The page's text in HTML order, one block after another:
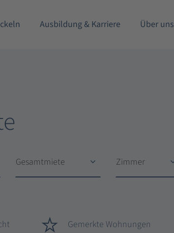
Ausbildung & Karriere Über uns
Gesamtmiete Zimmer
Gemerkte Wohnungen